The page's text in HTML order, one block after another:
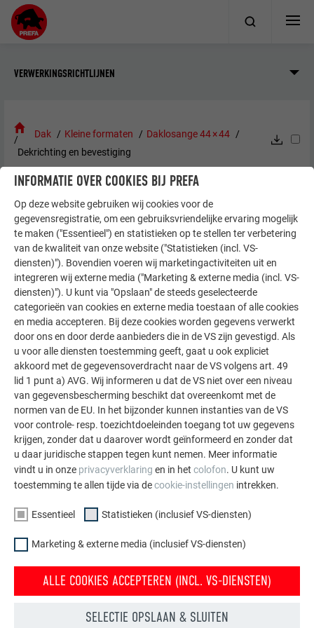
VERWERKINGSRICHTLIJNEN
Dak Kleine formaten
Daklosange 44 × 44
Dekrichting en bevestiging
DEKRICHTING EN BEVESTIGING
De dekrichting is zowel van links naar rechts als van rechts
naar links mogelijk. Houd de richting waarmee u bent
begonnen aan. Leg nooit vanuit het midden (uitzondering:
doorvoeren). Voor de onderste en bovenste aansluitingen
zijn begin- en eindlosanges nodig (1,48 st./strekkende
meter).
TERUG VOLGENDE
ONTDEK DE VELE VOORDELEN VAN PREFA-PRODUCTEN
FAMILIEBEDRIJF | PREFA
Duurzaamheid
Pers
Compliance
WIJ HELPEN U
Dakdekkers bij u in de buurt
vinden
Vragen & antwoorden
Reclamaties & klachten
INFORMATIE OVER COOKIES BIJ PREFA
Op deze website gebruiken wij cookies voor de
gegevensregistratie, om een gebruiksvriendelijke ervaring mogelijk
te maken ("Essentieel") en statistieken op te stellen ter verbetering
van de kwaliteit van onze website ("Statistieken (incl. VS-
diensten)"). Bovendien voeren wij marketingactiviteiten uit en
integreren wij externe media ("Marketing & externe media (incl. VS-
diensten)"). U kunt via "Opslaan" de steeds geselecteerde
categorieën van cookies en externe media toestaan of alle cookies
en media accepteren. Bij deze cookies worden gegevens verwerkt
door ons en door derde aanbieders die in de VS zijn gevestigd. Als
u voor alle diensten toestemming geeft, gaat u ook expliciet
akkoord met de gegevensoverdracht naar de VS volgens art. 49
lid 1 punt a) AVG. Wij informeren u dat de VS niet over een niveau
van gegevensbescherming beschikt dat overeenkomt met de
normen van de EU. In het bijzonder kunnen instanties van de VS
voor controle- resp. toezichtdoeleinden toegang tot uw gegevens
krijgen, zonder dat u daarover wordt geïnformeerd en zonder dat
u daar juridische stappen tegen kunt nemen. Meer informatie
vindt u in onze privacyverklaring en in het colofon. U kunt uw
toestemming te allen tijde via decookie-instellingen intrekken.
Essentieel Statistieken (inclusief VS-diensten)
Marketing & externe media (inclusief VS-diensten)
ALLE COOKIES ACCEPTEREN (INCL. VS-DIENSTEN)
SELECTIE OPSLAAN & SLUITEN